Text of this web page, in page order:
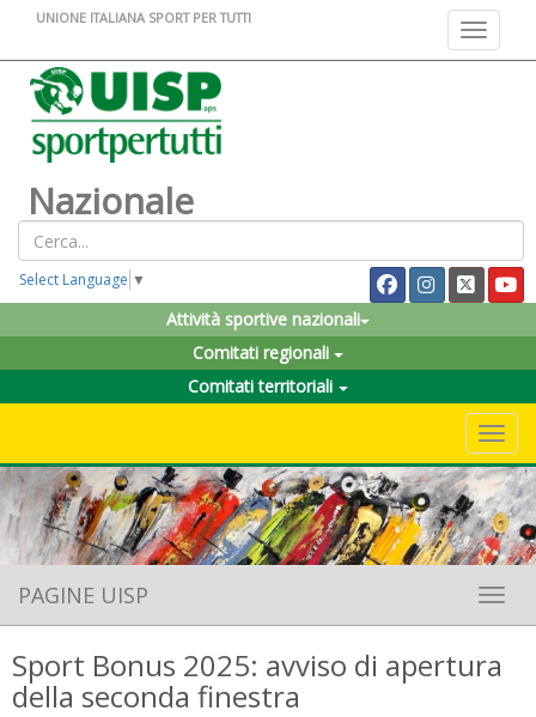
Toggle
UNIONE ITALIANA SPORT PER TUTTI
Nazionale
Select Language ▼
Attività sportive nazionali
Comitati regionali
Comitati territoriali
PAGINE UISP
Sport Bonus 2025: avviso di apertura
della seconda finestra